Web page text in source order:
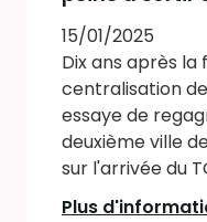
15/01/2025
Dix ans après la
centralisation
essaye de
deuxième ville
sur l'arrivée du
Plus